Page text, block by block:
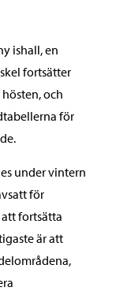
ishall, en
fortsätter
och
för
under vintern
för
fortsätta
är att